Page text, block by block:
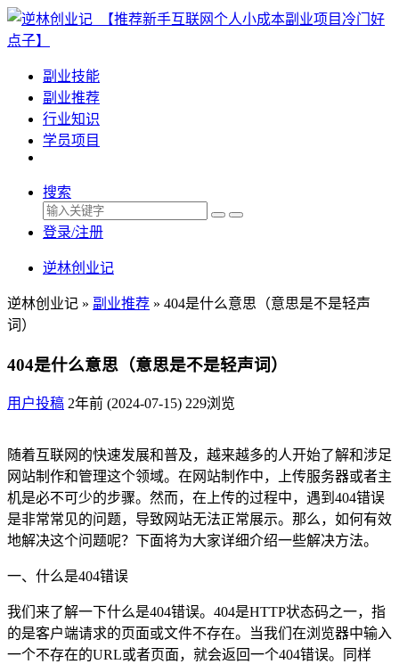
副业技能
副业推荐
行业知识
学员项目
搜索
登录/注册
逆林创业记
逆林创业记 » 副业推荐 » 404是什么意思（意思是不是轻声
词）
404是什么意思（意思是不是轻声词）
用户投稿 2年前 (2024-07-15) 229浏览
随着互联网的快速发展和普及，越来越多的人开始了解和涉足
网站制作和管理这个领域。在网站制作中，上传服务器或者主
机是必不可少的步骤。然而，在上传的过程中，遇到404错误
是非常常见的问题，导致网站无法正常展示。那么，如何有效
地解决这个问题呢？下面将为大家详细介绍一些解决方法。
一、什么是404错误
我们来了解一下什么是404错误。404是HTTP状态码之一，指
的是客户端请求的页面或文件不存在。当我们在浏览器中输入
一个不存在的URL或者页面，就会返回一个404错误。同样